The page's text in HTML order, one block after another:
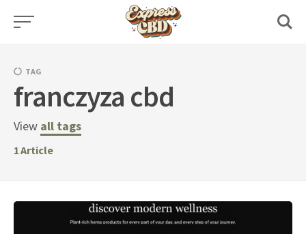
Skip
TAG
franczyza cbd
View all tags
1Article